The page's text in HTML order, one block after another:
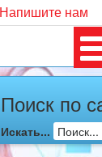
Напишите нам
Поиск по
Искать...
вы соблюдали
19 (вы почти
то образом